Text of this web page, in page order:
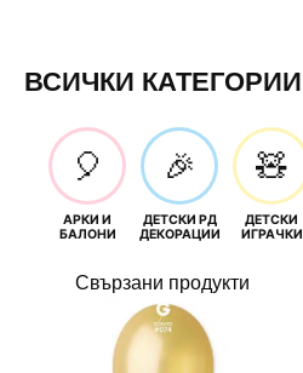
ВСИЧКИ КАТЕГОРИИ
🎈
АРКИ И
БАЛОНИ
🎉
ДЕТСКИ РД
ДЕКОРАЦИИ
🧸
ДЕТСКИ
ИГРАЧКИ
Свързани продукти